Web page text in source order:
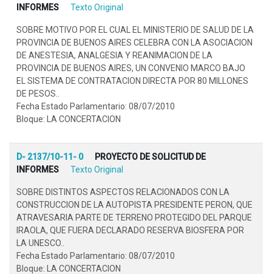
INFORMES
Texto Original
SOBRE MOTIVO POR EL CUAL EL MINISTERIO DE SALUD DE LA
PROVINCIA DE BUENOS AIRES CELEBRA CON LA ASOCIACION
DE ANESTESIA, ANALGESIA Y REANIMACION DE LA
PROVINCIA DE BUENOS AIRES, UN CONVENIO MARCO BAJO
EL SISTEMA DE CONTRATACION DIRECTA POR 80 MILLONES
DE PESOS..
Fecha Estado Parlamentario: 08/07/2010
Bloque: LA CONCERTACION
D- 2137/10-11- 0
PROYECTO DE SOLICITUD DE
INFORMES
Texto Original
SOBRE DISTINTOS ASPECTOS RELACIONADOS CON LA
CONSTRUCCION DE LA AUTOPISTA PRESIDENTE PERON, QUE
ATRAVESARIA PARTE DE TERRENO PROTEGIDO DEL PARQUE
IRAOLA, QUE FUERA DECLARADO RESERVA BIOSFERA POR
LA UNESCO..
Fecha Estado Parlamentario: 08/07/2010
Bloque: LA CONCERTACION